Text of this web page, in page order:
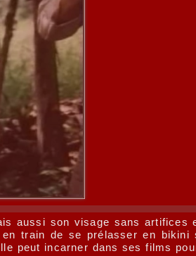
aussi son visage sans artifices
train de se prélasser en bikini
peut incarner dans ses films